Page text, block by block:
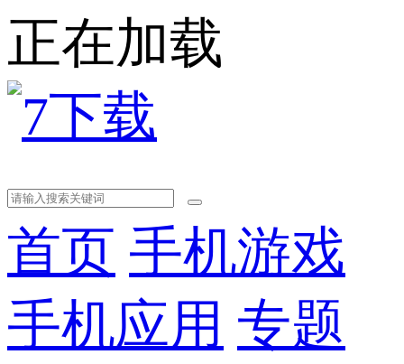
正在加载
首页 手机游戏
手机应用 专题